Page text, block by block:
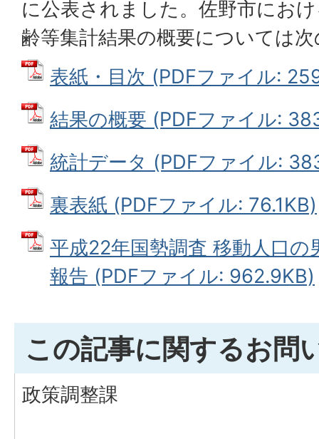
に公表されました。佐野市にお
齢等集計結果の概要については
表紙・目次 (PDFファイル:
結果の概要 (PDFファイル:
統計データ (PDFファイル:
裏表紙 (PDFファイル: 76.1KB)
平成22年国勢調査 移動人口の
報告 (PDFファイル: 962.9KB)
この記事に関するお問
政策調整課